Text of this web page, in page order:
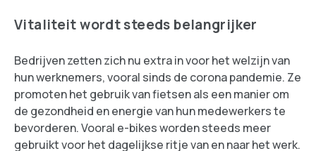
Vitaliteit wordt steeds belangrijker
Bedrijven zetten zich nu extra in voor het welzijn van
hun werknemers, vooral sinds de corona pandemie. Ze
promoten het gebruik van fietsen als een manier om
de gezondheid en energie van hun medewerkers te
bevorderen. Vooral e-bikes worden steeds meer
gebruikt voor het dagelijkse ritje van en naar het werk.